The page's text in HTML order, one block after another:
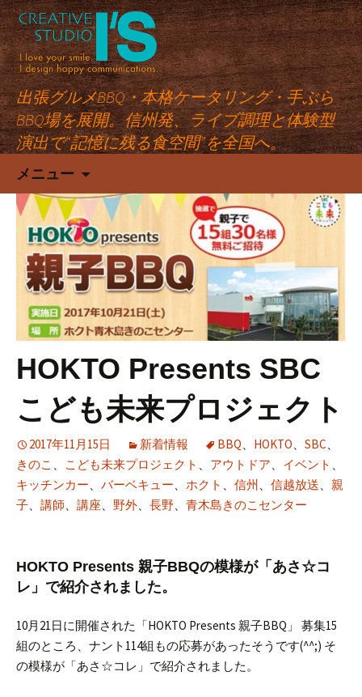
出張グルメBBQ・本格ケータリング・手ぶら
BBQ場を展開。信州発、ライブ調理と体験型
演出で“記憶に残る食空間”を全国へ。
メニュー
テ
ン
ツ
へ
ス
キ
ッ
プ
HOKTO Presents SBC
こども未来プロジェクト
2017年11月15日 新着情報 BBQ、 HOKTO、 SBC、
きのこ 、 こども未来プロジェクト 、 アウトドア、 イベント 、
キッチンカー、 バーベキュー、 ホクト 、 信州 、 信越放送、 親
子、 講師、 講座、 野外、 長野、 青木島きのこセンター
HOKTO Presents 親子BBQの模様が「あさ☆コ
レ」で紹介されました。
10月21日に開催された「HOKTO Presents 親子BBQ」
募集15
組のところ、ナント114組もの応募があったそうです(^^;) そ
の模様が「あさ☆コレ」で紹介されました。